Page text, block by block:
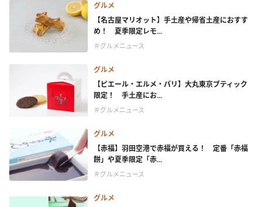
グルメ
【名古屋マリオット】手土産や帰省土産におすす
め！ 夏季限定レモ...
＃グルメニュース
グルメ
【ピエール・エルメ・パリ】大丸東京ブティック
限定！ 手土産にお...
＃グルメニュース
グルメ
【赤福】羽田空港で赤福が買える！ 定番「赤福
餅」や夏季限定「赤...
＃グルメニュース
グルメ